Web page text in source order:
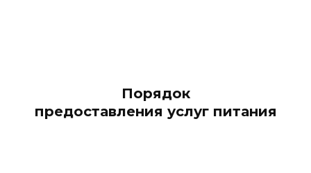
Порядок
предоставления услуг питания